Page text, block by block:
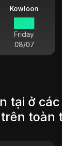
Kowloon
Friday
08/07
tại ở
toàn